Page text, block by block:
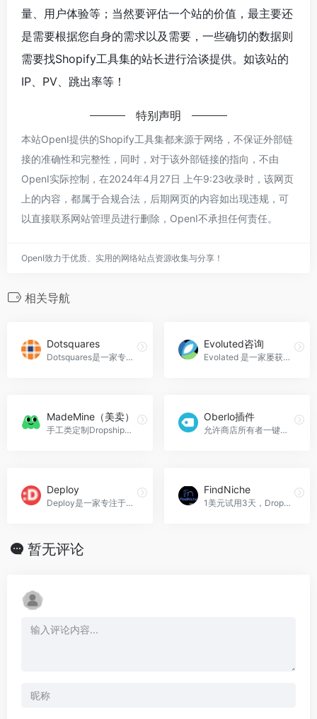
量、用户体验等；当然要评估一个站的价值，最主要还
是需要根据您自身的需求以及需要，一些确切的数据则
需要找Shopify工具集的站长进行洽谈提供。如该站的
IP、PV、跳出率等！
特别声明
本站OpenI提供的Shopify工具集都来源于网络，不保证外部链
接的准确性和完整性，同时，对于该外部链接的指向，不由
OpenI实际控制，在2024年4月27日 上午9:23收录时，该网页
上的内容，都属于合规合法，后期网页的内容如出现违规，可
以直接联系网站管理员进行删除，OpenI不承担任何责任。
OpenI致力于优质、实用的网络站点资源收集与分享！
相关导航
Dotsquares
Dotsquares是一家专业的Shopify开发公司，提供端到端的网站开发服务，旨在增强客户的电子商务在线品牌体验。
Evoluted咨询
Evolated 是一家屡获殊荣的数字机构，总部位于南约克郡谢菲尔德，在伯明翰、曼彻斯特和伦敦设有办事处。专注于定制网页设计和开发、数字设计和以投资回报率为中心的数字营销。
MadeMine（美卖）
手工类定制Dropshipping
Oberlo插件
允许商店所有者一键轻松导入销售产品
Deploy
Deploy是一家专注于提供Shopify营销代理服务的公司。
FindNiche
1美元试用3天，Dropshipping选品研究工具，电商行业最大的商品数据库
暂无评论